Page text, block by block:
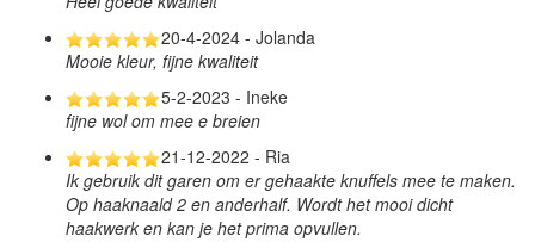
20-4-2024 - Jolanda
Mooie kleur, fijne kwaliteit
5-2-2023 - Ineke
fijne wol om mee e breien
21-12-2022 - Ria
Ik gebruik dit garen om er gehaakte knuffels mee te maken.
Op haaknaald 2 en anderhalf. Wordt het mooi dicht
haakwerk en kan je het prima opvullen.